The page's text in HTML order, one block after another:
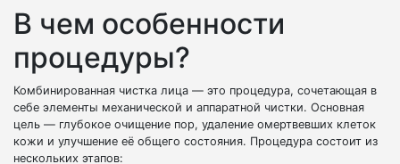
В чем особенности
процедуры?
Комбинированная чистка лица — это процедура, сочетающая в
себе элементы механической и аппаратной чистки. Основная
цель — глубокое очищение пор, удаление омертвевших клеток
кожи и улучшение её общего состояния. Процедура состоит из
нескольких этапов: